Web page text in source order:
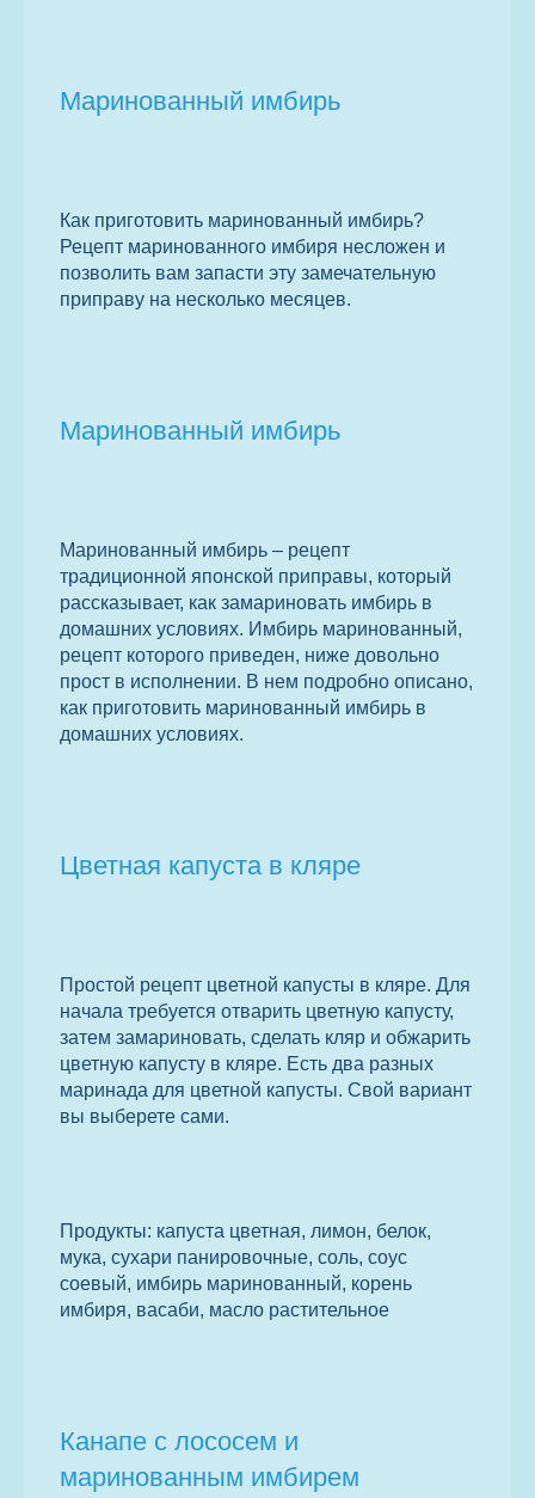
Маринованный имбирь
Как приготовить маринованный имбирь?
Рецепт маринованного имбиря несложен и
позволить вам запасти эту замечательную
приправу на несколько месяцев.
Маринованный имбирь
Маринованный имбирь – рецепт
традиционной японской приправы, который
рассказывает, как замариновать имбирь в
домашних условиях. Имбирь маринованный,
рецепт которого приведен, ниже довольно
прост в исполнении. В нем подробно описано,
как приготовить маринованный имбирь в
домашних условиях.
Цветная капуста в кляре
Простой рецепт цветной капусты в кляре. Для
начала требуется отварить цветную капусту,
затем замариновать, сделать кляр и обжарить
цветную капусту в кляре. Есть два разных
маринада для цветной капусты. Свой вариант
вы выберете сами.
Продукты: капуста цветная, лимон, белок,
мука, сухари панировочные, соль, соус
соевый, имбирь маринованный, корень
имбиря, васаби, масло растительное
Канапе с лососем и
маринованным имбирем